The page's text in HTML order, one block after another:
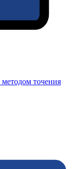
методом точения